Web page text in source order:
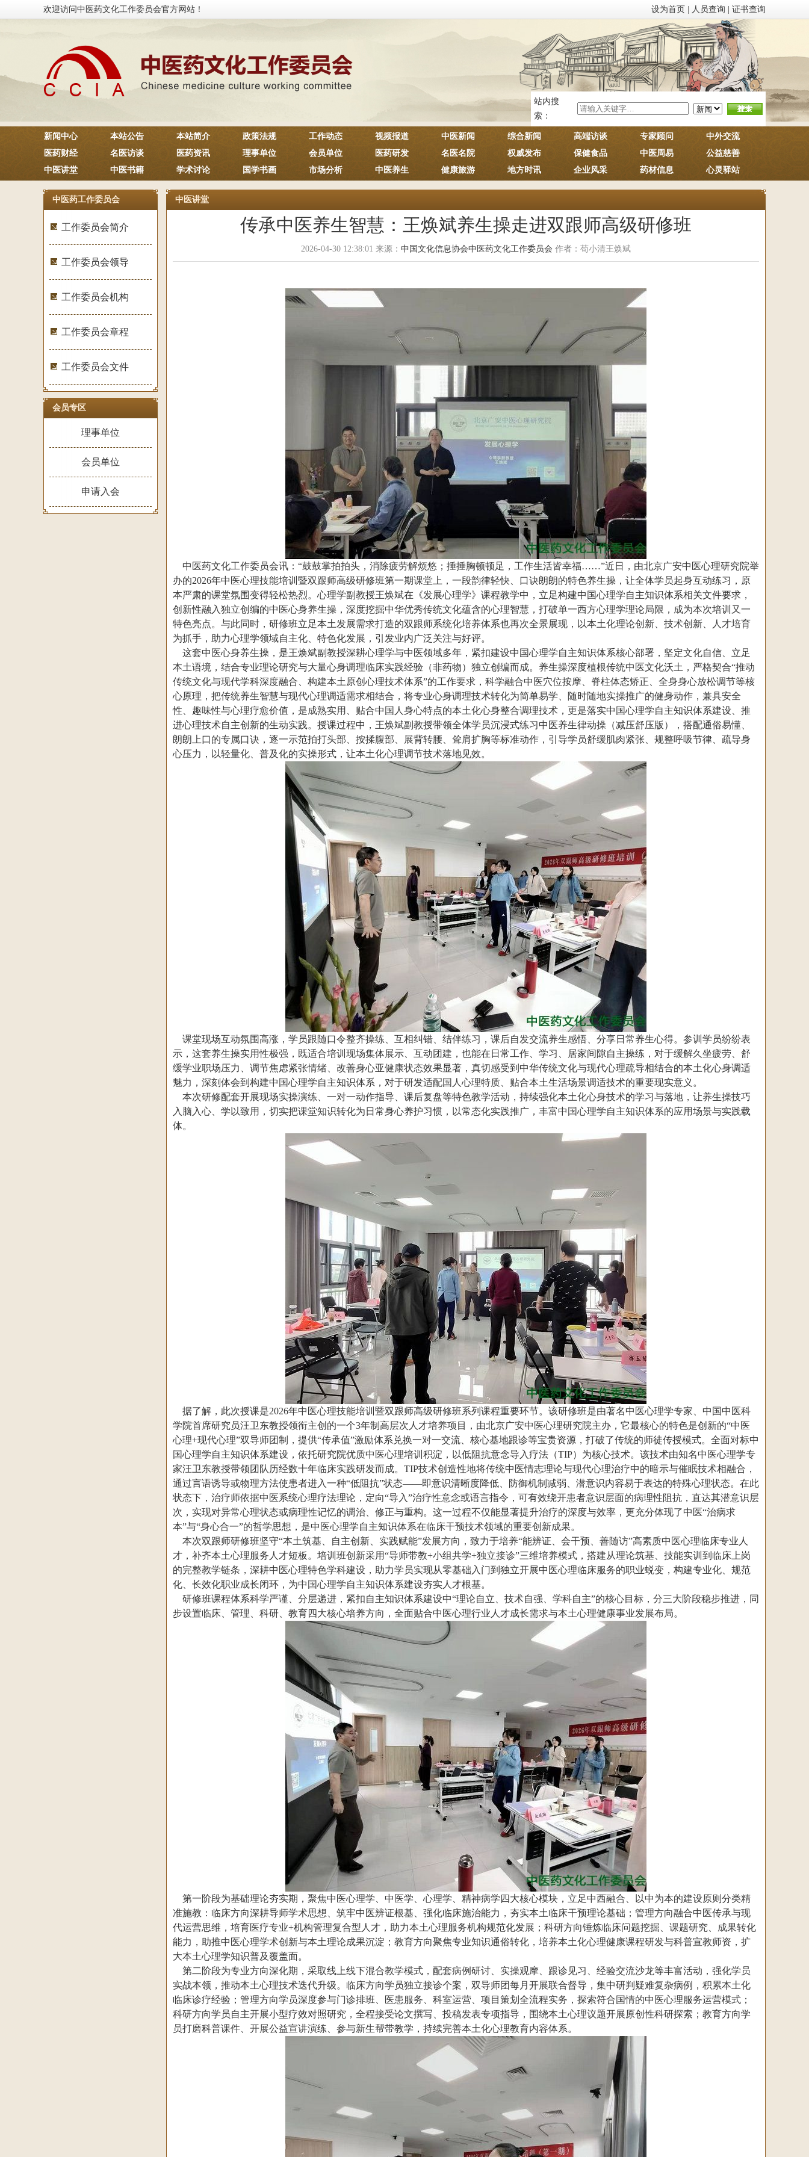
欢迎访问中医药文化工作委员会官方网站！ 设为首页 人员查询 证书查询
站内搜
索：
新闻中心 本站公告 本站简介 政策法规 工作动态 视频报道 中医新闻 综合新闻 高端访谈 专家顾问
中外交流
医药财经
名医访谈 医药资讯 理事单位 会员单位 医药研发 名医名院 权威发布 保健食品 中医周易
公益慈善
中医讲堂
中医书籍 学术讨论 国学书画 市场分析 中医养生 健康旅游 地方时讯 企业风采 药材信息 心灵驿站
中医药工作委员会
工作委员会简介
工作委员会领导
工作委员会机构
工作委员会章程
工作委员会文件
会员专区
理事单位
会员单位
申请入会
中医讲堂
传承中医养生智慧：王焕斌养生操走进双跟师高级研修班
2026-04-30 12:38:01 来源： 中国文化信息协会中医药文化工作委员会 作者：苟小清王焕斌
中医药文化工作委员会讯：“鼓鼓掌拍拍头，消除疲劳解烦悠；捶捶胸顿顿足，工作生活皆幸福……”近日，由北京广安中医心理研究院举
办的2026年中医心理技能培训暨双跟师高级研修班第一期课堂上，一段韵律轻快、口诀朗朗的特色养生操，让全体学员起身互动练习，原
本严肃的课堂氛围变得轻松热烈。心理学副教授王焕斌在《发展心理学》课程教学中，立足构建中国心理学自主知识体系相关文件要求，
创新性融入独立创编的中医心身养生操，深度挖掘中华优秀传统文化蕴含的心理智慧，打破单一西方心理学理论局限，成为本次培训又一
特色亮点。与此同时，研修班立足本土发展需求打造的双跟师系统化培养体系也再次全景展现，以本土化理论创新、技术创新、人才培育
为抓手，助力心理学领域自主化、特色化发展，引发业内广泛关注与好评。
这套中医心身养生操，是王焕斌副教授深耕心理学与中医领域多年，紧扣建设中国心理学自主知识体系核心部署，坚定文化自信、立足
本土语境，结合专业理论研究与大量心身调理临床实践经验（非药物）独立创编而成。养生操深度植根传统中医文化沃土，严格契合“推动
传统文化与现代学科深度融合、构建本土原创心理技术体系”的工作要求，科学融合中医穴位按摩、脊柱体态矫正、全身身心放松调节等核
心原理，把传统养生智慧与现代心理调适需求相结合，将专业心身调理技术转化为简单易学、随时随地实操推广的健身动作，兼具安全
性、趣味性与心理疗愈价值，是成熟实用、贴合中国人身心特点的本土化心身整合调理技术，更是落实中国心理学自主知识体系建设、推
进心理技术自主创新的生动实践。授课过程中，王焕斌副教授带领全体学员沉浸式练习中医养生律动操（减压舒压版），搭配通俗易懂、
朗朗上口的专属口诀，逐一示范拍打头部、按揉腹部、展背转腰、耸肩扩胸等标准动作，引导学员舒缓肌肉紧张、规整呼吸节律、疏导身
心压力，以轻量化、普及化的实操形式，让本土化心理调节技术落地见效。
课堂现场互动氛围高涨，学员跟随口令整齐操练、互相纠错、结伴练习，课后自发交流养生感悟、分享日常养生心得。参训学员纷纷表
示，这套养生操实用性极强，既适合培训现场集体展示、互动团建，也能在日常工作、学习、居家间隙自主操练，对于缓解久坐疲劳、舒
缓学业职场压力、调节焦虑紧张情绪、改善身心亚健康状态效果显著，真切感受到中华传统文化与现代心理疏导相结合的本土化心身调适
魅力，深刻体会到构建中国心理学自主知识体系，对于研发适配国人心理特质、贴合本土生活场景调适技术的重要现实意义。
本次研修配套开展现场实操演练、一对一动作指导、课后复盘等特色教学活动，持续强化本土化心身技术的学习与落地，让养生操技巧
入脑入心、学以致用，切实把课堂知识转化为日常身心养护习惯，以常态化实践推广，丰富中国心理学自主知识体系的应用场景与实践载
体。
据了解，此次授课是2026年中医心理技能培训暨双跟师高级研修班系列课程重要环节。该研修班是由著名中医心理学专家、中国中医科
学院首席研究员汪卫东教授领衔主创的一个3年制高层次人才培养项目，由北京广安中医心理研究院主办，它最核心的特色是创新的“中医
心理+现代心理”双导师团制，提供“传承值”激励体系兑换一对一交流、核心基地跟诊等宝贵资源，打破了传统的师徒传授模式。全面对标中
国心理学自主知识体系建设，依托研究院优质中医心理培训积淀，以低阻抗意念导入疗法（TIP）为核心技术。该技术由知名中医心理学专
家汪卫东教授带领团队历经数十年临床实践研发而成。TIP技术创造性地将传统中医情志理论与现代心理治疗中的暗示与催眠技术相融合，
通过言语诱导或物理方法使患者进入一种“低阻抗”状态——即意识清晰度降低、防御机制减弱、潜意识内容易于表达的特殊心理状态。在此
状态下，治疗师依据中医系统心理疗法理论，定向“导入”治疗性意念或语言指令，可有效绕开患者意识层面的病理性阻抗，直达其潜意识层
次，实现对异常心理状态或病理性记忆的调治、修正与重构。这一过程不仅能显著提升治疗的深度与效率，更充分体现了中医“治病求
本”与“身心合一”的哲学思想，是中医心理学自主知识体系在临床干预技术领域的重要创新成果。
本次双跟师研修班坚守“本土筑基、自主创新、实践赋能”发展方向，致力于培养“能辨证、会干预、善随访”高素质中医心理临床专业人
才，补齐本土心理服务人才短板。培训班创新采用“导师带教+小组共学+独立接诊”三维培养模式，搭建从理论筑基、技能实训到临床上岗
的完整教学链条，深耕中医心理特色学科建设，助力学员实现从零基础入门到独立开展中医心理临床服务的职业蜕变，构建专业化、规范
化、长效化职业成长闭环，为中国心理学自主知识体系建设夯实人才根基。
研修班课程体系科学严谨、分层递进，紧扣自主知识体系建设中“理论自立、技术自强、学科自主”的核心目标，分三大阶段稳步推进，同
步设置临床、管理、科研、教育四大核心培养方向，全面贴合中医心理行业人才成长需求与本土心理健康事业发展布局。
第一阶段为基础理论夯实期，聚焦中医心理学、中医学、心理学、精神病学四大核心模块，立足中西融合、以中为本的建设原则分类精
准施教：临床方向深耕导师学术思想、筑牢中医辨证根基、强化临床施治能力，夯实本土临床干预理论基础；管理方向融合中医传承与现
代运营思维，培育医疗专业+机构管理复合型人才，助力本土心理服务机构规范化发展；科研方向锤炼临床问题挖掘、课题研究、成果转化
能力，助推中医心理学术创新与本土理论成果沉淀；教育方向聚焦专业知识通俗转化，培养本土化心理健康课程研发与科普宣教师资，扩
大本土心理学知识普及覆盖面。
第二阶段为专业方向深化期，采取线上线下混合教学模式，配套病例研讨、实操观摩、跟诊见习、经验交流沙龙等丰富活动，强化学员
实战本领，推动本土心理技术迭代升级。临床方向学员独立接诊个案，双导师团每月开展联合督导，集中研判疑难复杂病例，积累本土化
临床诊疗经验；管理方向学员深度参与门诊排班、医患服务、科室运营、项目策划全流程实务，探索符合国情的中医心理服务运营模式；
科研方向学员自主开展小型疗效对照研究，全程接受论文撰写、投稿发表专项指导，围绕本土心理议题开展原创性科研探索；教育方向学
员打磨科普课件、开展公益宣讲演练、参与新生帮带教学，持续完善本土化心理教育内容体系。